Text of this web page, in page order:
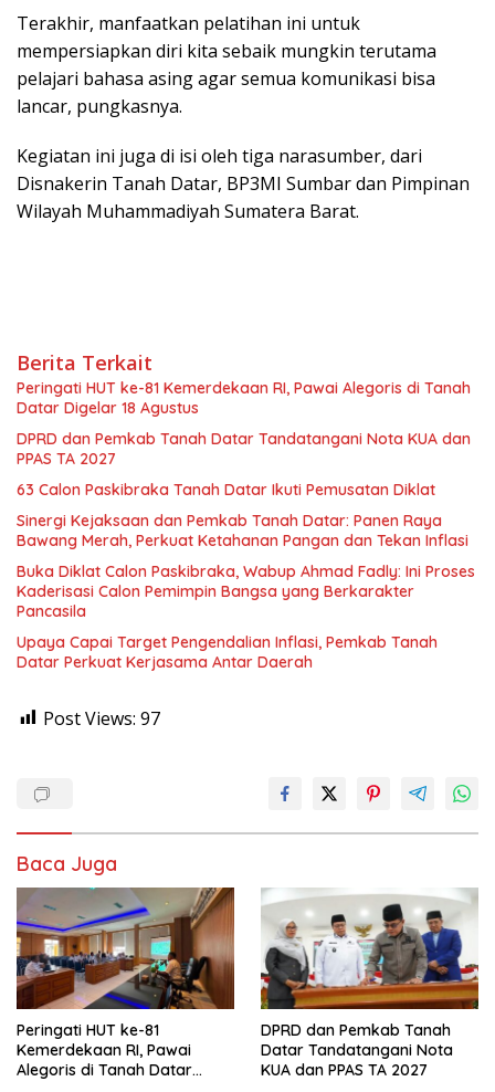
Terakhir, manfaatkan pelatihan ini untuk
mempersiapkan diri kita sebaik mungkin terutama
pelajari bahasa asing agar semua komunikasi bisa
lancar, pungkasnya.
Kegiatan ini juga di isi oleh tiga narasumber, dari
Disnakerin Tanah Datar, BP3MI Sumbar dan Pimpinan
Wilayah Muhammadiyah Sumatera Barat.
Berita Terkait
Peringati HUT ke-81 Kemerdekaan RI, Pawai Alegoris di Tanah
Datar Digelar 18 Agustus
DPRD dan Pemkab Tanah Datar Tandatangani Nota KUA dan
PPAS TA 2027
63 Calon Paskibraka Tanah Datar Ikuti Pemusatan Diklat
Sinergi Kejaksaan dan Pemkab Tanah Datar: Panen Raya
Bawang Merah, Perkuat Ketahanan Pangan dan Tekan Inflasi
Buka Diklat Calon Paskibraka, Wabup Ahmad Fadly: Ini Proses
Kaderisasi Calon Pemimpin Bangsa yang Berkarakter
Pancasila
Upaya Capai Target Pengendalian Inflasi, Pemkab Tanah
Datar Perkuat Kerjasama Antar Daerah
Post Views: 97
Baca Juga
Peringati HUT ke-81
Kemerdekaan RI, Pawai
Alegoris di Tanah Datar
DPRD dan Pemkab Tanah
Datar Tandatangani Nota
KUA dan PPAS TA 2027